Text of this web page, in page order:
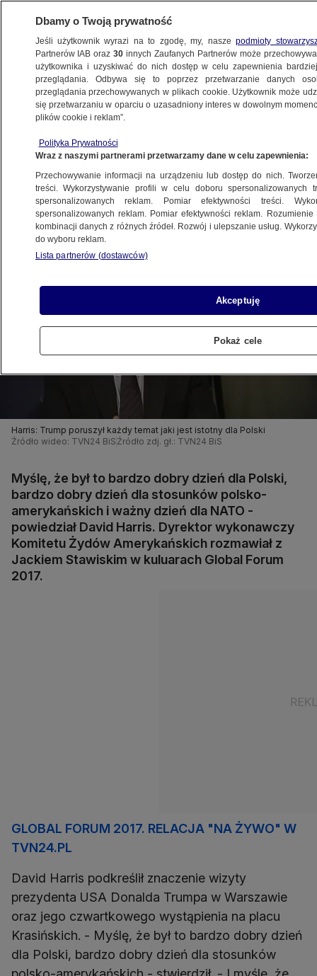
ŚWIAT
jest istotny dla Polski
7.07.2017, 17:43Aktualizacja: 7.07.2017, 17:53
Udostępnij
Harris: Trump poruszył każdy temat jaki jest istotny dla Polski
Źródło wideo: TVN24 BiS Źródło zdj. gł.: TVN24 BiS
Myślę, że był to bardzo dobry dzień dla Polski,
bardzo dobry dzień dla stosunków polsko-
amerykańskich i ważny dzień dla NATO -
powiedział David Harris. Dyrektor wykonawczy
Komitetu Żydów Amerykańskich rozmawiał z
Jackiem Stawiskim w kuluarach Global Forum
2017.
GLOBAL FORUM 2017. RELACJA "NA ŻYWO" W
TVN24.PL
David Harris podkreślił znaczenie wizyty
prezydenta USA Donalda Trumpa w Warszawie
oraz jego czwartkowego wystąpienia na placu
Krasińskich. - Myślę, że był to bardzo dobry dzień
dla Polski, bardzo dobry dzień dla stosunków
Dbamy o Twoją prywatność
Jeśli użytkownik wyrazi na to zgodę, my, naszepodmioty
Partnerów IAB oraz30 innych Zaufanych Partnerów może
użytkownika i uzyskiwać do nich dostęp w celu zapewnienia
przeglądania. Odbywa się to poprzez przetwarzanie danych
przeglądania przechowywanych w plikach cookie. Użytkownik może
się przetwarzaniu w oparciu o uzasadniony interes w dowolnym
plików cookie i reklam”.
Polityka Prywatności
Wraz z naszymi partnerami przetwarzamy dane w celu zapewnienia:
Przechowywanie informacji na urządzeniu lub dostęp do nich.
treści. Wykorzystywanie profili w celu doboru spersonalizowanych
spersonalizowanych reklam. Pomiar efektywności treści.
spersonalizowanych reklam. Pomiar efektywności reklam.
kombinacji danych z różnych źródeł. Rozwój i ulepszanie usług.
do wyboru reklam.
Lista partnerów (dostawców)
Akceptuję
Pokaż cele